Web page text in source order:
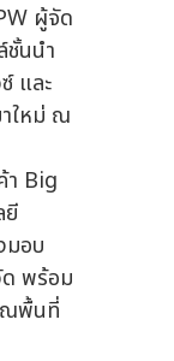
ผู้จัด
ชั้นนำ
และ
ใหม่ ณ
า Big
ยี
มอบ
ด พร้อม
ณพื้นที่